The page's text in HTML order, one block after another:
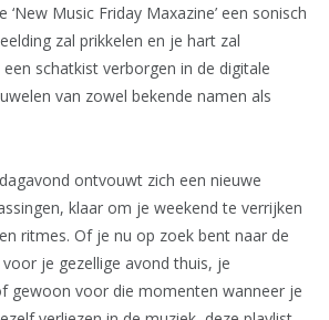
‘New Music Friday Maxazine’ een sonisch
zal prikkelen en je hart zal
schatkist verborgen in de digitale
van zowel bekende namen als
ontvouwt zich een nieuwe
klaar om je weekend te verrijken
ritmes. Of je nu op zoek bent naar de
je gezellige avond thuis, je
gewoon voor die momenten wanneer je